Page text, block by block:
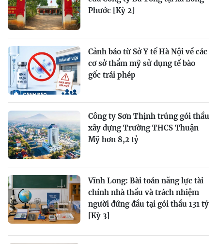
Phước [Kỳ 2]
Cảnh báo từ Sở Y tế Hà Nội về các
cơ sở thẩm mỹ sử dụng tế bào
gốc trái phép
Công ty Sơn Thịnh trúng gói thầu
xây dựng Trường THCS Thuận
Mỹ hơn 8,2 tỷ
Vĩnh Long: Bài toán năng lực tài
chính nhà thầu và trách nhiệm
người đứng đầu tại gói thầu 131 tỷ
[Kỳ 3]